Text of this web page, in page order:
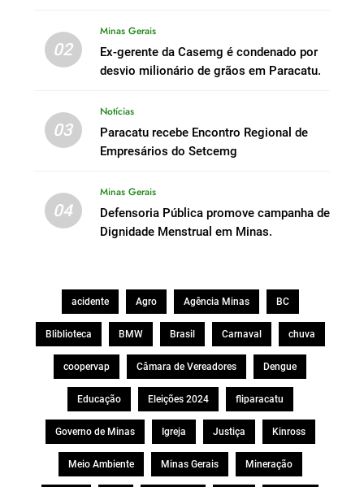
02
Minas Gerais
Ex-gerente da Casemg é condenado por
desvio milionário de grãos em Paracatu.
03
Notícias
Paracatu recebe Encontro Regional de
Empresários do Setcemg
04
Minas Gerais
Defensoria Pública promove campanha de
Dignidade Menstrual em Minas.
acidente Agro Agência Minas BC
Bliblioteca BMW Brasil Carnaval chuva
coopervap Câmara de Vereadores Dengue
Educação Eleições 2024 fliparacatu
Governo de Minas Igreja Justiça Kinross
Meio Ambiente Minas Gerais Mineração